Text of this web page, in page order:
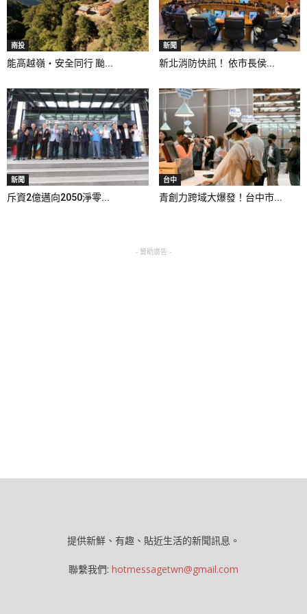
南投
能高越嶺‧安全同行 颱...
新聞
新北消防快訊！ 依市長侯...
新聞
斥資2億邁向2050淨零...
台中
青創力跨域大爆發！台中市...
- 贊助廣告 -
提供新鮮、有趣、貼近生活的新聞訊息。
聯繫我們: hotmessagetwn@gmail.com